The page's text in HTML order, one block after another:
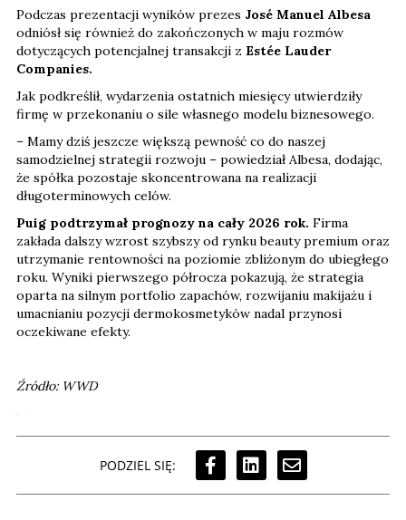
Podczas prezentacji wyników prezes José Manuel Albesa
odniósł się również do zakończonych w maju rozmów
dotyczących potencjalnej transakcji z Estée Lauder
Companies.
Jak podkreślił, wydarzenia ostatnich miesięcy utwierdziły
firmę w przekonaniu o sile własnego modelu biznesowego.
– Mamy dziś jeszcze większą pewność co do naszej
samodzielnej strategii rozwoju – powiedział Albesa, dodając,
że spółka pozostaje skoncentrowana na realizacji
długoterminowych celów.
Puig podtrzymał prognozy na cały 2026 rok. Firma
zakłada dalszy wzrost szybszy od rynku beauty premium oraz
utrzymanie rentowności na poziomie zbliżonym do ubiegłego
roku. Wyniki pierwszego półrocza pokazują, że strategia
oparta na silnym portfolio zapachów, rozwijaniu makijażu i
umacnianiu pozycji dermokosmetyków nadal przynosi
oczekiwane efekty.
Źródło: WWD
PODZIEL SIĘ: